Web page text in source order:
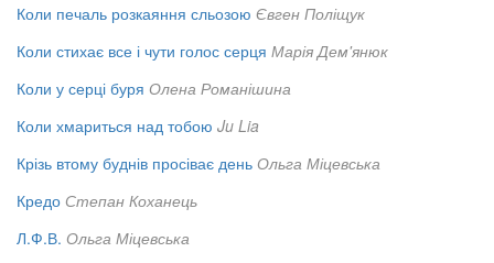
Коли печаль розкаяння сльозою Євген Поліщук
Коли стихає все і чути голос серця Марія Дем'янюк
Коли у серці буря Олена Романішина
Коли хмариться над тобою Ju Lia
Крізь втому буднів просіває день Ольга Міцевська
Кредо Степан Коханець
Л.Ф.В. Ольга Міцевська